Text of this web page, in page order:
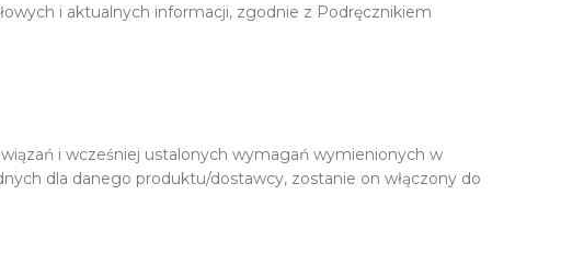
i aktualnych informacji, zgodnie z Podręcznikiem
i wcześniej ustalonych wymagań wymienionych w
dla danego produktu/dostawcy, zostanie on włączony do